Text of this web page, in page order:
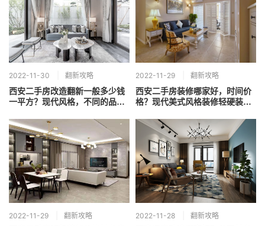
2022-11-30 翻新攻略
西安二手房改造翻新一般多少钱
一平方？现代风格，不同的品质
2022-11-29 翻新攻略
西安二手房装修哪家好，时间价
格？现代美式风格装修轻硬装重
2022-11-29 翻新攻略 2022-11-28 翻新攻略